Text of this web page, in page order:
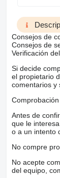
Consejos de
Consejos de
Verificación
Si decide
el propietario
comentarios y
Antes de
que le
o a un intento
No compre
No acepte
del equipo,